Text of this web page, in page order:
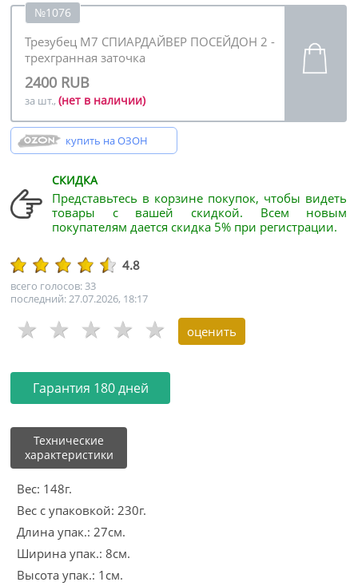
№1076
Трезубец М7 СПИАРДАЙВЕР ПОСЕЙДОН 2 -
трехгранная заточка
2400 RUB
за шт.,(нет в наличии)
купить на ОЗОН
СКИДКА
Представьтесь в корзине покупок, чтобы видеть
товары с вашей скидкой. Всем новым
покупателям дается скидка 5% при регистрации.
4.8
всего голосов: 33
последний: 27.07.2026, 18:17
Гарантия 180 дней
Технические
характеристики
Вес: 148г.
Вес с упаковкой: 230г.
Длина упак.: 27см.
Ширина упак.: 8см.
Высота упак.: 1см.